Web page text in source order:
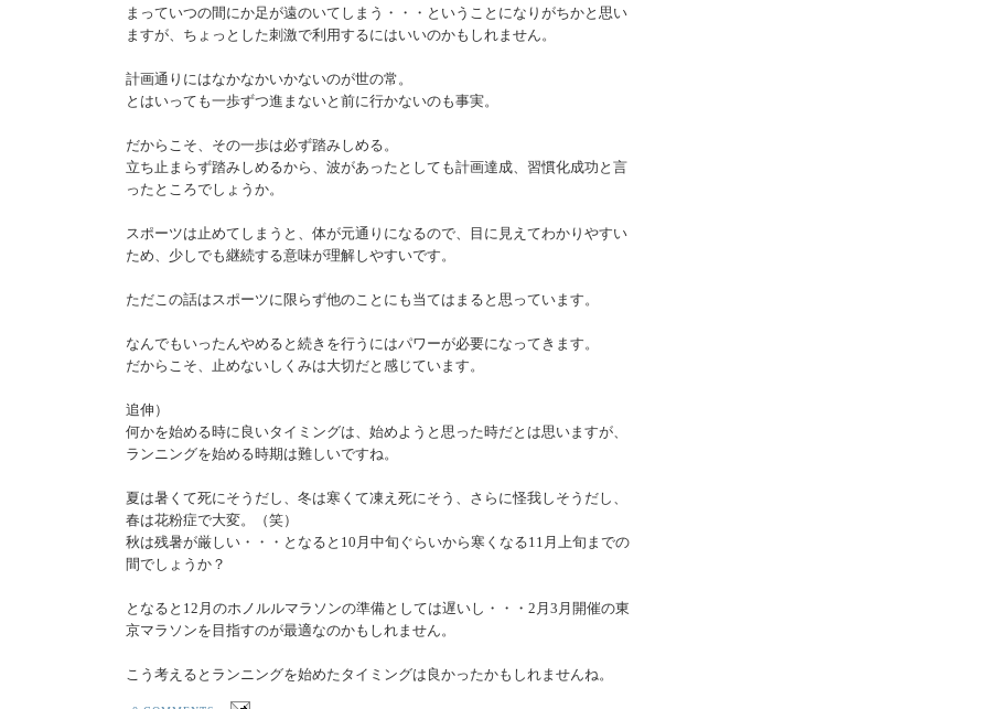
まっていつの間にか足が遠のいてしまう・・・ということになりがちかと思い
ますが、ちょっとした刺激で利用するにはいいのかもしれません。
計画通りにはなかなかいかないのが世の常。
とはいっても一歩ずつ進まないと前に行かないのも事実。
だからこそ、その一歩は必ず踏みしめる。
立ち止まらず踏みしめるから、波があったとしても計画達成、習慣化成功と言
ったところでしょうか。
スポーツは止めてしまうと、体が元通りになるので、目に見えてわかりやすい
ため、少しでも継続する意味が理解しやすいです。
ただこの話はスポーツに限らず他のことにも当てはまると思っています。
なんでもいったんやめると続きを行うにはパワーが必要になってきます。
だからこそ、止めないしくみは大切だと感じています。
追伸）
何かを始める時に良いタイミングは、始めようと思った時だとは思いますが、
ランニングを始める時期は難しいですね。
夏は暑くて死にそうだし、冬は寒くて凍え死にそう、さらに怪我しそうだし、
春は花粉症で大変。（笑）
秋は残暑が厳しい・・・となると10月中旬ぐらいから寒くなる11月上旬までの
間でしょうか？
となると12月のホノルルマラソンの準備としては遅いし・・・2月3月開催の東
京マラソンを目指すのが最適なのかもしれません。
こう考えるとランニングを始めたタイミングは良かったかもしれませんね。